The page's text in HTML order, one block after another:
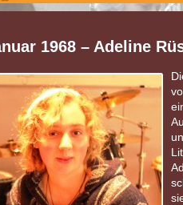
1968 – Adeline